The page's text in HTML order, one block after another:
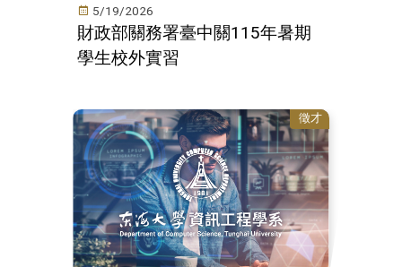
5/19/2026
財政部關務署臺中關115年暑期
學生校外實習
徵才